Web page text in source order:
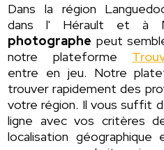
Dans la région
dans l' Hérault et à
photographe peut
notre plateforme
entre en jeu. Notre
trouver rapidement des
votre région. Il vous suffit
ligne avec vos critères
localisation